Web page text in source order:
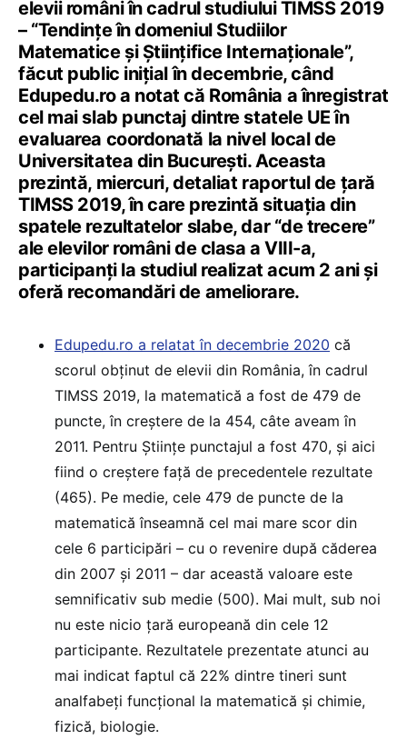
elevii români în cadrul studiului TIMSS 2019
– “Tendințe în domeniul Studiilor
Matematice și Științifice Internaționale”,
făcut public inițial în decembrie, când
Edupedu.ro a notat că România a înregistrat
cel mai slab punctaj dintre statele UE în
evaluarea coordonată la nivel local de
Universitatea din București. Aceasta
prezintă, miercuri, detaliat raportul de țară
TIMSS 2019, în care prezintă situația din
spatele rezultatelor slabe, dar “de trecere”
ale elevilor români de clasa a VIII-a,
participanți la studiul realizat acum 2 ani și
oferă recomandări de ameliorare.
Edupedu.ro a relatat în decembrie 2020 că
scorul obținut de elevii din România, în cadrul
TIMSS 2019, la matematică a fost de 479 de
puncte, în creștere de la 454, câte aveam în
2011. Pentru Științe punctajul a fost 470, și aici
fiind o creștere față de precedentele rezultate
(465). Pe medie, cele 479 de puncte de la
matematică înseamnă cel mai mare scor din
cele 6 participări – cu o revenire după căderea
din 2007 și 2011 – dar această valoare este
semnificativ sub medie (500). Mai mult, sub noi
nu este nicio țară europeană din cele 12
participante. Rezultatele prezentate atunci au
mai indicat faptul că 22% dintre tineri sunt
analfabeți funcțional la matematică și chimie,
fizică, biologie.